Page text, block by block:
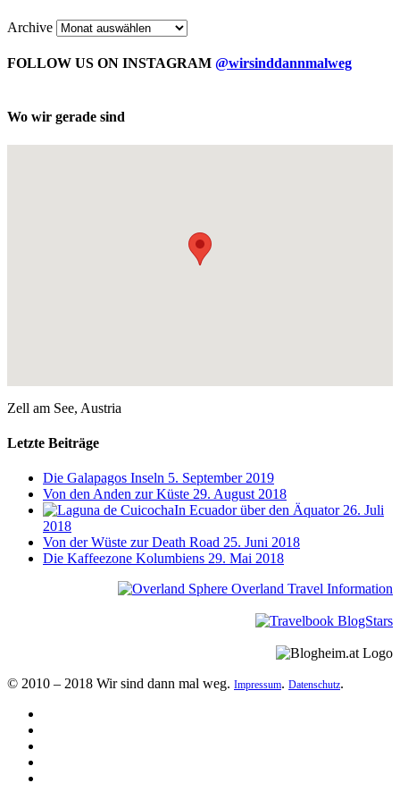
Archive
FOLLOW US ON INSTAGRAM @wirsinddannmalweg
Wo wir gerade sind
Zell am See, Austria
Letzte Beiträge
Die Galapagos Inseln 5. September 2019
Von den Anden zur Küste 29. August 2018
In Ecuador über den Äquator 26. Juli
2018
Von der Wüste zur Death Road 25. Juni 2018
Die Kaffeezone Kolumbiens 29. Mai 2018
© 2010 – 2018 Wir sind dann mal weg. Impressum. Datenschutz.